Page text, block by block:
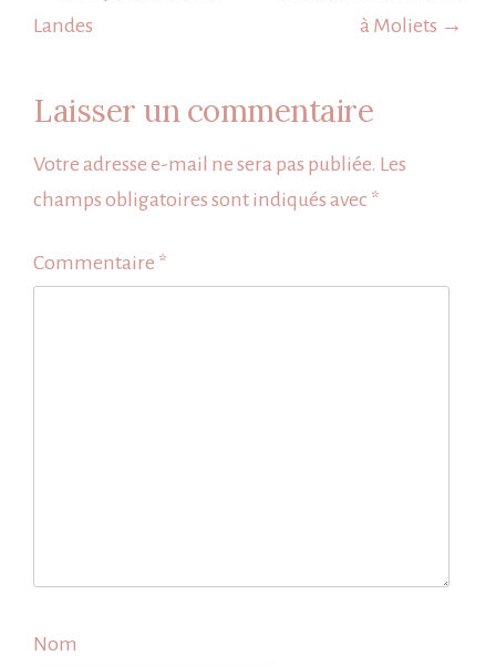
l’article
Landes
à Moliets →
Laisser un commentaire
Votre adresse e-mail ne sera pas publiée. Les
champs obligatoires sont indiqués avec *
Commentaire *
Nom